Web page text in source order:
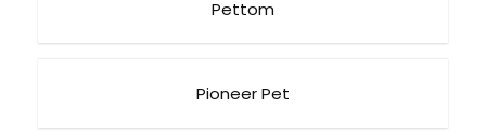
Pettom
Pioneer Pet